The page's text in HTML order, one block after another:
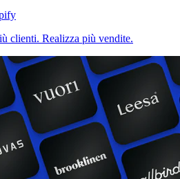
clienti. Realizza più vendite.